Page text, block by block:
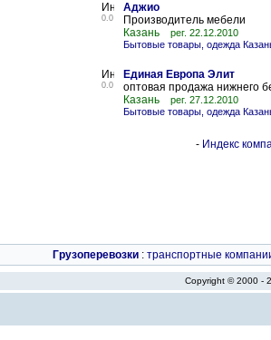
0.0
Аджио
Производитель мебели
Казань
рег. 22.12.2010
Бытовые товары, одежда
0.0
Единая Европа Элит
оптовая продажа нижнего
Казань
рег. 27.12.2010
Бытовые товары, одежда
- Индекс
Грузоперевозки : транспортные
Copyright © 2000 -